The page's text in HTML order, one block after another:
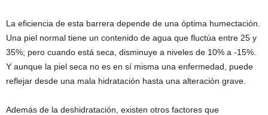
La eficiencia de esta barrera depende de una óptima humectación.
Una piel normal tiene un contenido de agua que fluctúa entre 25 y
35%; pero cuando está seca, disminuye a niveles de 10% a -15%.
Y aunque la piel seca no es en sí misma una enfermedad, puede
reflejar desde una mala hidratación hasta una alteración grave.
Además de la deshidratación, existen otros factores que